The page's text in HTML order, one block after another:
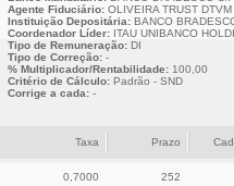
Agente Fiduciário:OLIVEIRA TRUST DTVM
Instituição Depositária:BANCO
Coordenador Líder:ITAU UNIBANCO
Tipo de Remuneração:DI
Tipo de Correção:-
% Multiplicador/Rentabilidade:100,00
Critério de Cálculo:Padrão - SND
Corrige a cada:-
Taxa Prazo
0,7000 252